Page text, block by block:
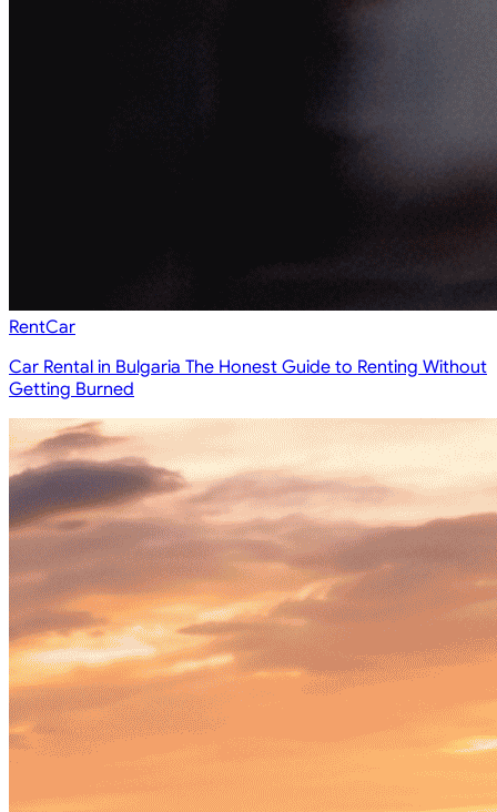
RentCar
Car Rental in Bulgaria The Honest Guide to Renting Without
Getting Burned